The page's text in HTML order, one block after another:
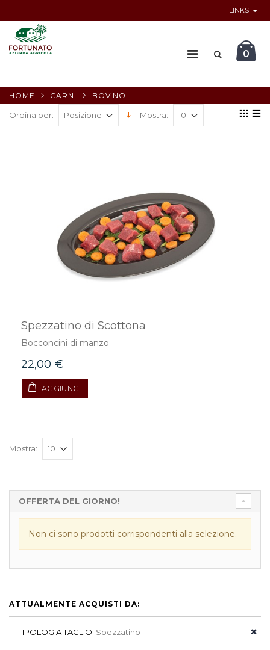
LINKS
0
HOME CARNI BOVINO
Ordina per: Mostra:
Spezzatino di Scottona
Bocconcini di manzo
22,00 €
AGGIUNGI
Mostra:
OFFERTA DEL GIORNO!
Non ci sono prodotti corrispondenti alla selezione.
ATTUALMENTE ACQUISTI DA:
TIPOLOGIA TAGLIO: Spezzatino